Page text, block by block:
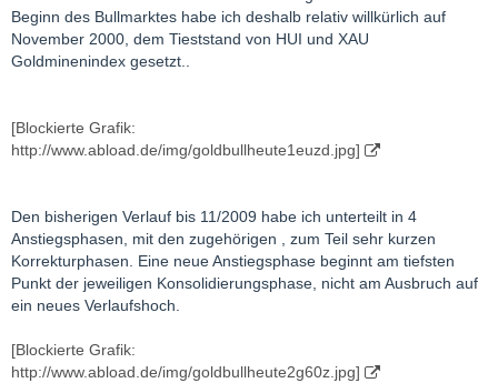
Beginn des Bullmarktes habe ich deshalb relativ willkürlich auf
November 2000, dem Tieststand von HUI und XAU
Goldminenindex gesetzt..
[Blockierte Grafik:
http://www.abload.de/img/goldbullheute1euzd.jpg]
Den bisherigen Verlauf bis 11/2009 habe ich unterteilt in 4
Anstiegsphasen, mit den zugehörigen , zum Teil sehr kurzen
Korrekturphasen. Eine neue Anstiegsphase beginnt am tiefsten
Punkt der jeweiligen Konsolidierungsphase, nicht am Ausbruch auf
ein neues Verlaufshoch.
[Blockierte Grafik:
http://www.abload.de/img/goldbullheute2g60z.jpg]